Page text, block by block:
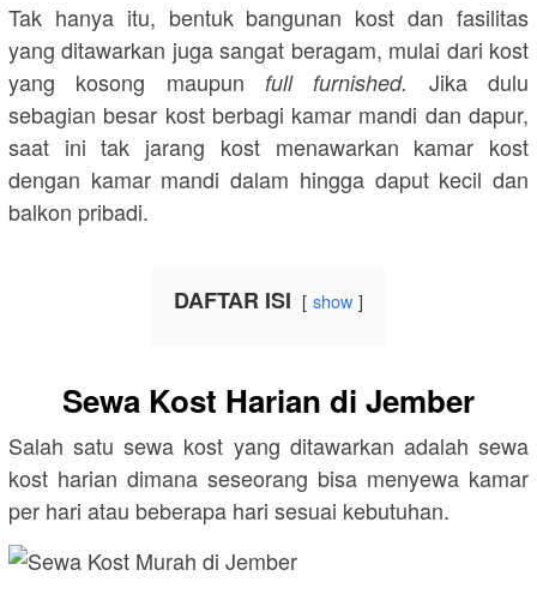
Tak hanya itu, bentuk bangunan kost dan fasilitas
yang ditawarkan juga sangat beragam, mulai dari kost
yang kosong maupun full furnished. Jika dulu
sebagian besar kost berbagi kamar mandi dan dapur,
saat ini tak jarang kost menawarkan kamar kost
dengan kamar mandi dalam hingga daput kecil dan
balkon pribadi.
DAFTAR ISI show
Sewa Kost Harian di Jember
Salah satu sewa kost yang ditawarkan adalah sewa
kost harian dimana seseorang bisa menyewa kamar
per hari atau beberapa hari sesuai kebutuhan.